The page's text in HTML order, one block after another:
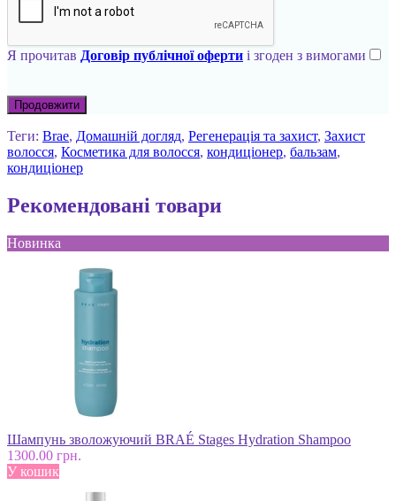
Я прочитав Договір публічної оферти і згоден з вимогами
Продовжити
Теги: Brae, Домашній догляд, Регенерація та захист, Захист
волосся, Косметика для волосся, кондиціонер, бальзам,
кондиціонер
Рекомендовані товари
Новинка
Шампунь зволожуючий BRAÉ Stages Hydration Shampoo
1300.00 грн.
У кошик